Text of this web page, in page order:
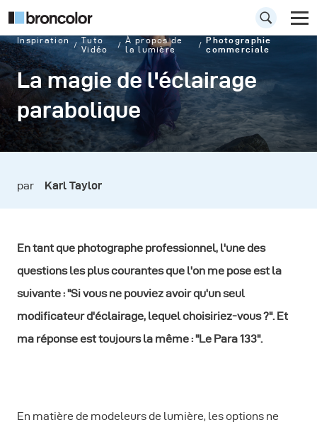
Inspiration
Tuto
Vidéo
À propos de
la lumière
Photographie
commerciale
La magie de l'éclairage
parabolique
par Karl Taylor
En tant que photographe professionnel, l'une des
questions les plus courantes que l'on me pose est la
suivante : "Si vous ne pouviez avoir qu'un seul
modificateur d'éclairage, lequel choisiriez-vous ?". Et
ma réponse est toujours la même : "Le Para 133".
En matière de modeleurs de lumière, les options ne